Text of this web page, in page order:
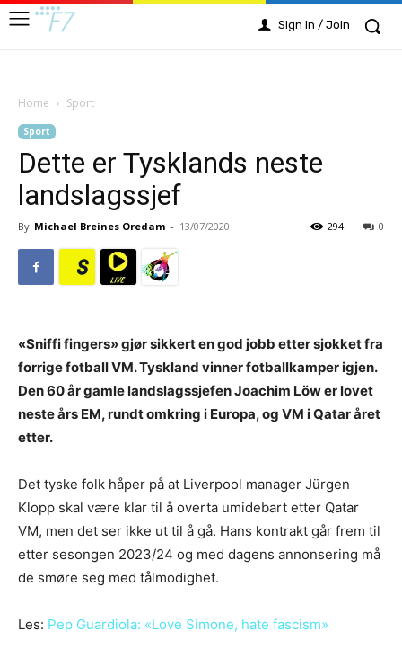
Sign in / Join
Home Sport
Sport
Dette er Tysklands neste
landslagssjef
By Michael Breines Oredam - 13/07/2020 0
294
«Sniffi fingers» gjør sikkert en god jobb etter sjokket fra
forrige fotball VM. Tyskland vinner fotballkamper igjen.
Den 60 år gamle landslagssjefen Joachim Löw er lovet
neste års EM, rundt omkring i Europa, og VM i Qatar året
etter.
Det tyske folk håper på at Liverpool manager Jürgen
Klopp skal være klar til å overta umidebart etter Qatar
VM, men det ser ikke ut til å gå. Hans kontrakt går frem til
etter sesongen 2023/24 og med dagens annonsering må
de smøre seg med tålmodighet.
Les: Pep Guardiola: «Love Simone, hate fascism»